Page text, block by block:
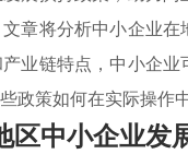
章将分析中小企业
业链特点，中小企
政策如何在实际操作
区中小企业发